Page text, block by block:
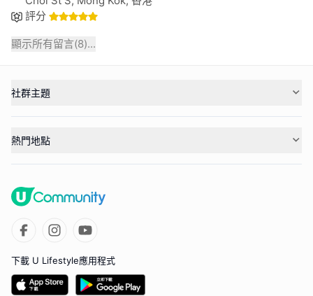
評分
顯示所有留言(8)...
社群主題
熱門地點
下載 U Lifestyle應用程式